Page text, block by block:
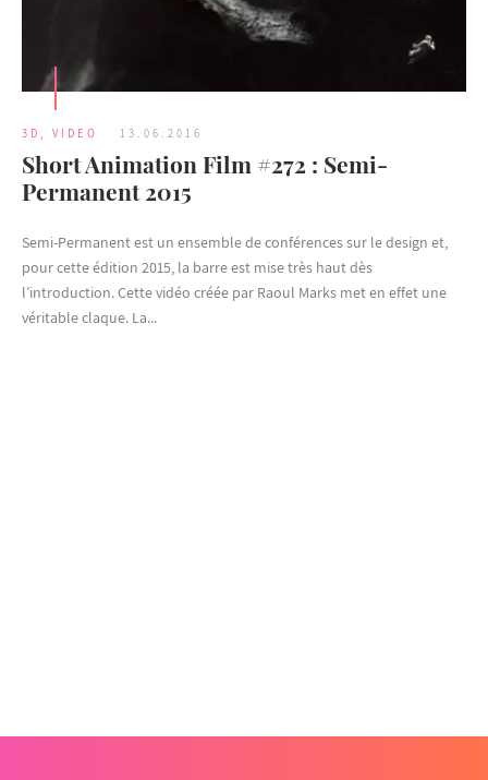
3D , VIDEO 13.06.2016
Short Animation Film #272 : Semi-
Permanent 2015
Semi-Permanent est un ensemble de conférences sur le design et,
pour cette édition 2015, la barre est mise très haut dès
l’introduction. Cette vidéo créée par Raoul Marks met en effet une
véritable claque. La...